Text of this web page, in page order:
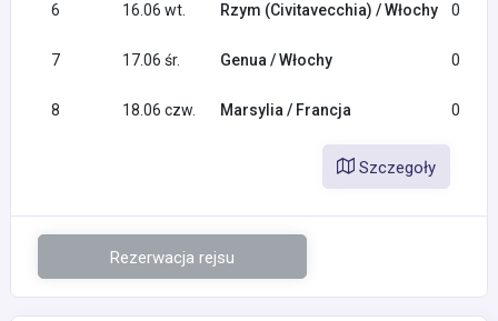
6 16.06 wt. Rzym (Civitavecchia) / Włochy 07:00
7 17.06 śr. Genua / Włochy 09:00
8 18.06 czw. Marsylia / Francja 09:00
Szczegoły
Rezerwacja rejsu